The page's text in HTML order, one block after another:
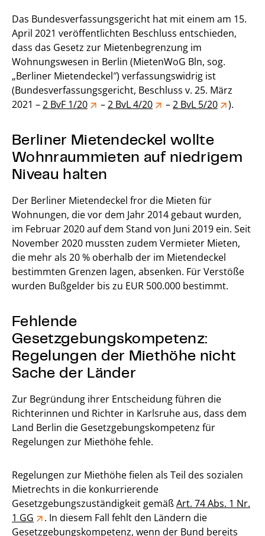
Das Bundesverfassungsgericht hat mit einem am 15.
April 2021 veröffentlichten Beschluss entschieden,
dass das Gesetz zur Mietenbegrenzung im
Wohnungswesen in Berlin (MietenWoG Bln, sog.
„Berliner Mietendeckel″) verfassungswidrig ist
(Bundesverfassungsgericht, Beschluss v. 25. März
2021 –2 BvF 1/20 –2 BvL 4/20 –2 BvL 5/20 ).
Berliner Mietendeckel wollte
Wohnraummieten auf niedrigem
Niveau halten
Der Berliner Mietendeckel fror die Mieten für
Wohnungen, die vor dem Jahr 2014 gebaut wurden,
im Februar 2020 auf dem Stand von Juni 2019 ein. Seit
November 2020 mussten zudem Vermieter Mieten,
die mehr als 20 % oberhalb der im Mietendeckel
bestimmten Grenzen lagen, absenken. Für Verstöße
wurden Bußgelder bis zu EUR 500.000 bestimmt.
Fehlende
Gesetzgebungskompetenz:
Regelungen der Miethöhe nicht
Sache der Länder
Zur Begründung ihrer Entscheidung führen die
Richterinnen und Richter in Karlsruhe aus, dass dem
Land Berlin die Gesetzgebungskompetenz für
Regelungen zur Miethöhe fehle.
Regelungen zur Miethöhe fielen als Teil des sozialen
Mietrechts in die konkurrierende
Gesetzgebungszuständigkeit gemäßArt. 74 Abs. 1 Nr.
1 GG
. In diesem Fall fehlt den Ländern die
Gesetzgebungskompetenz, wenn der Bund bereits